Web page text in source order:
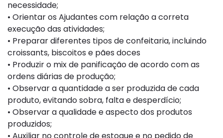
necessidade;
• Orientar os Ajudantes com relação a correta
execução das atividades;
• Preparar diferentes tipos de confeitaria, incluindo
croissants, biscoitos e pães doces
• Produzir o mix de panificação de acordo com as
ordens diárias de produção;
• Observar a quantidade a ser produzida de cada
produto, evitando sobra, falta e desperdício;
• Observar a qualidade e aspecto dos produtos
produzidos;